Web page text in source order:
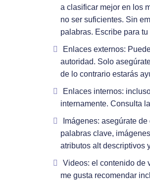
a clasificar mejor en los
no ser suficientes. Sin
palabras. Escribe para
Enlaces externos:
autoridad. Solo
de lo contrario estarás
Enlaces internos:
internamente. Consulta
Imágenes: asegúrate
palabras clave,
atributos alt descriptivos
Videos: el contenido de
me gusta recomendar